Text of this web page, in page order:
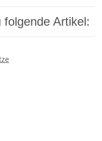
Artikel: